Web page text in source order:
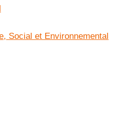
Social et Environnemental